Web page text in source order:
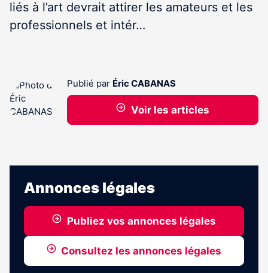
liés à l’art devrait attirer les amateurs et les
professionnels et intér…
Publié par Éric CABANAS
Voir les articles
Annonces légales
Publiez vos annonces légales
Consultez les annonces légales